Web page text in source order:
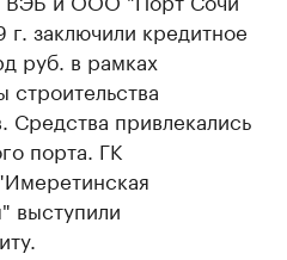
заключили кредитное
руб. в рамках
Средства привлекались
порта. ГК
выступили